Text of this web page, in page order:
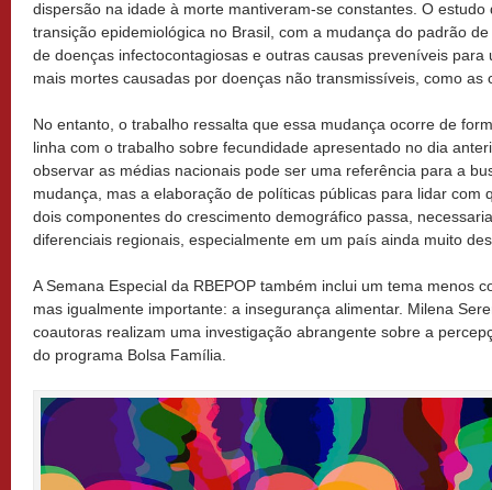
dispersão na idade à morte mantiveram-se constantes. O
transição epidemiológica no Brasil, com a mudança do padrão
de doenças infectocontagiosas e outras causas preveníveis
mais mortes causadas por doenças não transmissíveis, como
No entanto, o trabalho ressalta que essa mudança ocorre de
linha com o trabalho sobre fecundidade apresentado no dia
observar as médias nacionais pode ser uma referência para a
mudança, mas a elaboração de políticas públicas para lidar com
dois componentes do crescimento demográfico passa,
diferenciais regionais, especialmente em um país ainda muito
A Semana Especial da RBEPOP também inclui um tema menos
mas igualmente importante: a insegurança alimentar. Milena
coautoras realizam uma investigação abrangente sobre a
do programa Bolsa Família.